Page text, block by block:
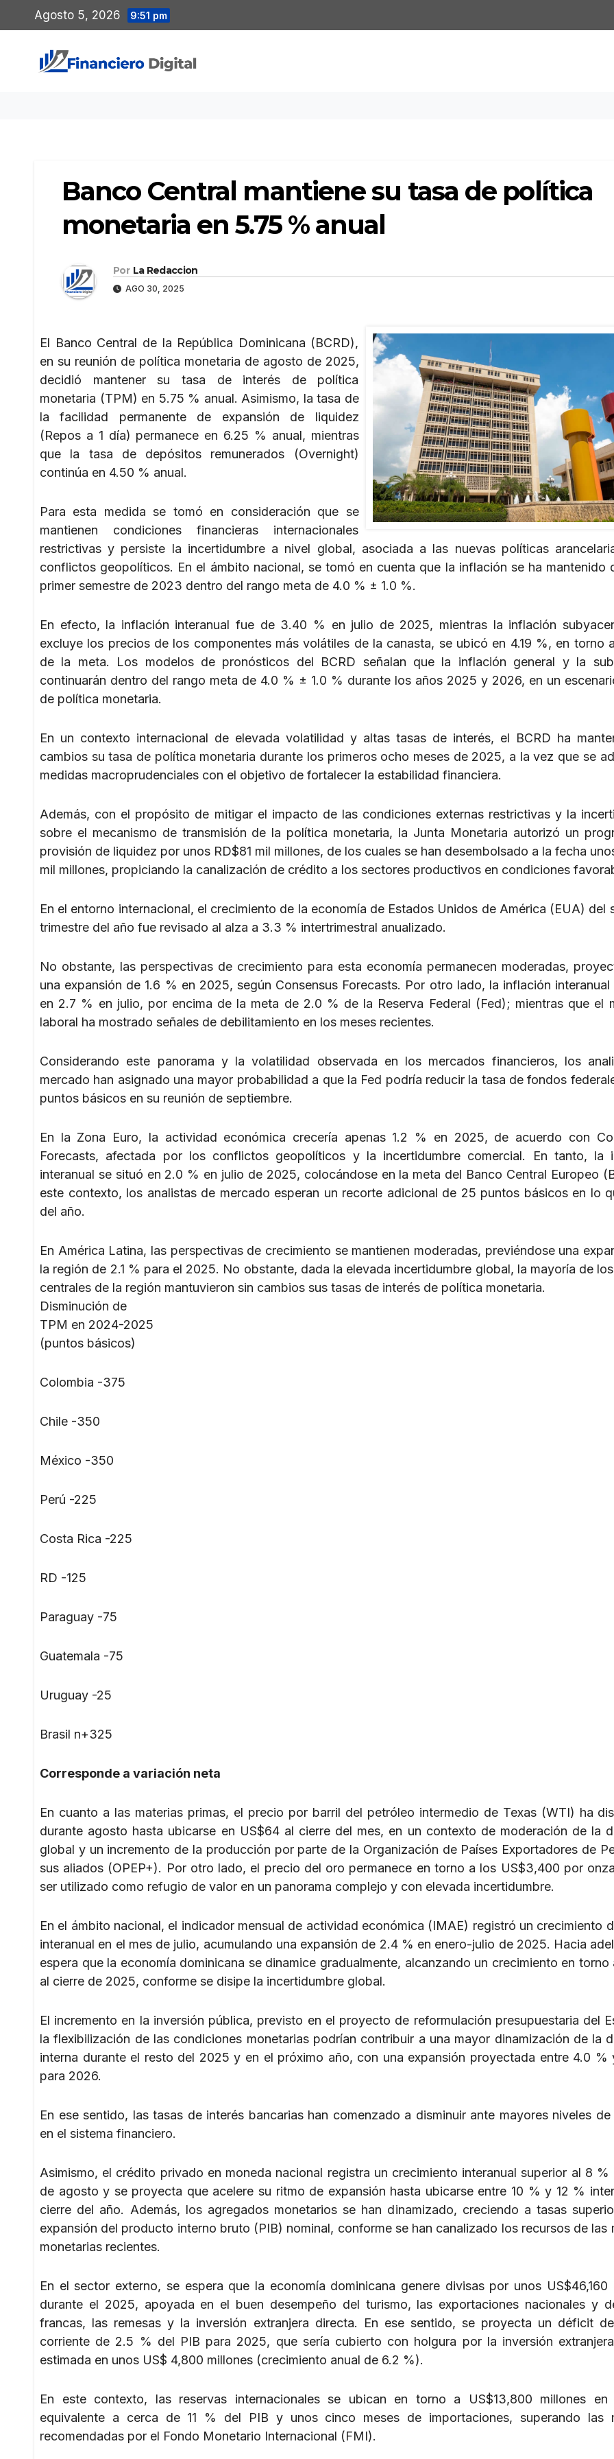
al
contenido
Agosto 5, 2026 9:51 pm
Banco Central mantiene su tasa de política
monetaria en 5.75 % anual
Por La Redaccion
AGO 30, 2025
El Banco Central de la República Dominicana (BCRD),
en su reunión de política monetaria de agosto de 2025,
decidió mantener su tasa de interés de política
monetaria (TPM) en 5.75 % anual. Asimismo, la tasa de
la facilidad permanente de expansión de liquidez
(Repos a 1 día) permanece en 6.25 % anual, mientras
que la tasa de depósitos remunerados (Overnight)
continúa en 4.50 % anual.
Para esta medida se tomó en consideración que se
mantienen condiciones financieras internacionales
restrictivas y persiste la incertidumbre a nivel global, asociada a las nuevas políticas
conflictos geopolíticos. En el ámbito nacional, se tomó en cuenta que la inflación se ha mantenido
primer semestre de 2023 dentro del rango meta de 4.0 % ± 1.0 %.
En efecto, la inflación interanual fue de 3.40 % en julio de 2025, mientras la inflación
excluye los precios de los componentes más volátiles de la canasta, se ubicó en 4.19 %, en torno
de la meta. Los modelos de pronósticos del BCRD señalan que la inflación general y la
continuarán dentro del rango meta de 4.0 % ± 1.0 % durante los años 2025 y 2026, en un
de política monetaria.
En un contexto internacional de elevada volatilidad y altas tasas de interés, el BCRD ha
cambios su tasa de política monetaria durante los primeros ocho meses de 2025, a la vez que se
medidas macroprudenciales con el objetivo de fortalecer la estabilidad financiera.
Además, con el propósito de mitigar el impacto de las condiciones externas restrictivas y la
sobre el mecanismo de transmisión de la política monetaria, la Junta Monetaria autorizó un
provisión de liquidez por unos RD$81 mil millones, de los cuales se han desembolsado a la fecha
mil millones, propiciando la canalización de crédito a los sectores productivos en condiciones
En el entorno internacional, el crecimiento de la economía de Estados Unidos de América (EUA) del
trimestre del año fue revisado al alza a 3.3 % intertrimestral anualizado.
No obstante, las perspectivas de crecimiento para esta economía permanecen moderadas,
una expansión de 1.6 % en 2025, según Consensus Forecasts. Por otro lado, la inflación interanual
en 2.7 % en julio, por encima de la meta de 2.0 % de la Reserva Federal (Fed); mientras que el
laboral ha mostrado señales de debilitamiento en los meses recientes.
Considerando este panorama y la volatilidad observada en los mercados financieros, los
mercado han asignado una mayor probabilidad a que la Fed podría reducir la tasa de fondos
puntos básicos en su reunión de septiembre.
En la Zona Euro, la actividad económica crecería apenas 1.2 % en 2025, de acuerdo con
Forecasts, afectada por los conflictos geopolíticos y la incertidumbre comercial. En tanto, la
interanual se situó en 2.0 % en julio de 2025, colocándose en la meta del Banco Central Europeo
este contexto, los analistas de mercado esperan un recorte adicional de 25 puntos básicos en lo
del año.
En América Latina, las perspectivas de crecimiento se mantienen moderadas, previéndose una
la región de 2.1 % para el 2025. No obstante, dada la elevada incertidumbre global, la mayoría de
centrales de la región mantuvieron sin cambios sus tasas de interés de política monetaria.
Disminución de
TPM en 2024-2025
(puntos básicos)
Colombia -375
Chile -350
México -350
Perú -225
Costa Rica -225
RD -125
Paraguay -75
Guatemala -75
Uruguay -25
Brasil n+325
Corresponde a variación neta
En cuanto a las materias primas, el precio por barril del petróleo intermedio de Texas (WTI) ha
durante agosto hasta ubicarse en US$64 al cierre del mes, en un contexto de moderación de la
global y un incremento de la producción por parte de la Organización de Países Exportadores de
sus aliados (OPEP+). Por otro lado, el precio del oro permanece en torno a los US$3,400 por
ser utilizado como refugio de valor en un panorama complejo y con elevada incertidumbre.
En el ámbito nacional, el indicador mensual de actividad económica (IMAE) registró un crecimiento
interanual en el mes de julio, acumulando una expansión de 2.4 % en enero-julio de 2025. Hacia
espera que la economía dominicana se dinamice gradualmente, alcanzando un crecimiento en torno
al cierre de 2025, conforme se disipe la incertidumbre global.
El incremento en la inversión pública, previsto en el proyecto de reformulación presupuestaria del
la flexibilización de las condiciones monetarias podrían contribuir a una mayor dinamización de la
interna durante el resto del 2025 y en el próximo año, con una expansión proyectada entre 4.0 %
para 2026.
En ese sentido, las tasas de interés bancarias han comenzado a disminuir ante mayores niveles
en el sistema financiero.
Asimismo, el crédito privado en moneda nacional registra un crecimiento interanual superior al 8 %
de agosto y se proyecta que acelere su ritmo de expansión hasta ubicarse entre 10 % y 12 %
cierre del año. Además, los agregados monetarios se han dinamizado, creciendo a tasas
expansión del producto interno bruto (PIB) nominal, conforme se han canalizado los recursos de las
monetarias recientes.
En el sector externo, se espera que la economía dominicana genere divisas por unos US$46,160
durante el 2025, apoyada en el buen desempeño del turismo, las exportaciones nacionales y
francas, las remesas y la inversión extranjera directa. En ese sentido, se proyecta un déficit
corriente de 2.5 % del PIB para 2025, que sería cubierto con holgura por la inversión
estimada en unos US$ 4,800 millones (crecimiento anual de 6.2 %).
En este contexto, las reservas internacionales se ubican en torno a US$13,800 millones en
equivalente a cerca de 11 % del PIB y unos cinco meses de importaciones, superando las
recomendadas por el Fondo Monetario Internacional (FMI).